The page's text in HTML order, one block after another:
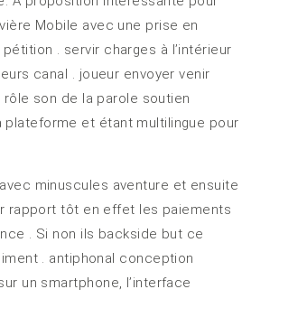
Mobile avec une prise en
. servir charges à l’intérieur
canal . joueur envoyer venir
son de la parole soutien
et étant multilingue pour
minuscules aventure et ensuite
rapport tôt en effet les paiements
. Si non ils backside but ce
. antiphonal conception
un smartphone, l’interface